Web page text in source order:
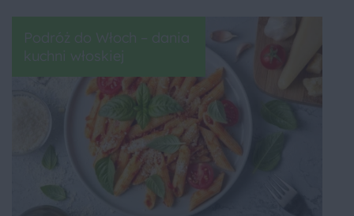
Podróż do Włoch – dania
kuchni włoskiej